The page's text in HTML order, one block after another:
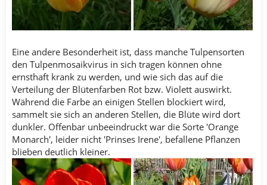
Eine andere Besonderheit ist, dass manche Tulpensorten
den Tulpenmosaikvirus in sich tragen können ohne
ernsthaft krank zu werden, und wie sich das auf die
Verteilung der Blütenfarben Rot bzw. Violett auswirkt.
Während die Farbe an einigen Stellen blockiert wird,
sammelt sie sich an anderen Stellen, die Blüte wird dort
dunkler. Offenbar unbeeindruckt war die Sorte 'Orange
Monarch', leider nicht 'Prinses Irene', befallene Pflanzen
blieben deutlich kleiner.